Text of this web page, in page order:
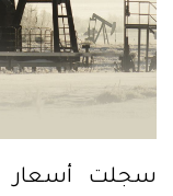
سجلت أسعار